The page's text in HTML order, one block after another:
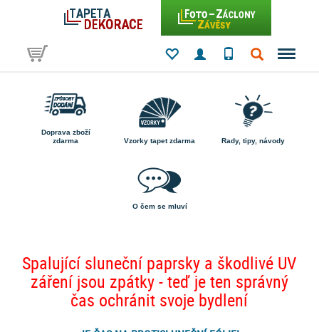
Doprava zboží
zdarma
Vzorky tapet zdarma Rady, tipy, návody
O čem se mluví
Spalující sluneční paprsky a škodlivé UV
záření jsou zpátky - teď je ten správný
čas ochránit svoje bydlení